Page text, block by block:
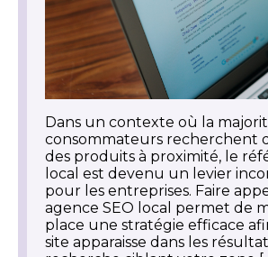
Dans un contexte où la
consommateurs recherchent
des produits à proximité, le
local est devenu un levier
pour les entreprises. Faire
agence SEO local permet de
place une stratégie efficace
site apparaisse dans les